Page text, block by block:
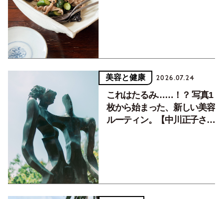
美容と健康 2026.07.24
これはたるみ……！？ 写真1
枚から始まった、新しい美容
ルーティン。【中川正子さん